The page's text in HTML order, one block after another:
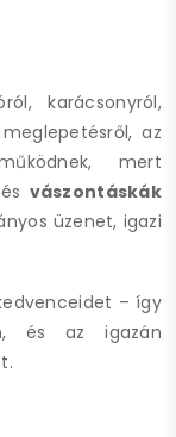
karácsonyról,
az
mert
és vászontáskák
üzenet, igazi
– így
és az igazán